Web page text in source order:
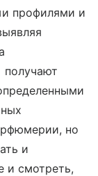
профилями и
получают
но
и
и смотреть,